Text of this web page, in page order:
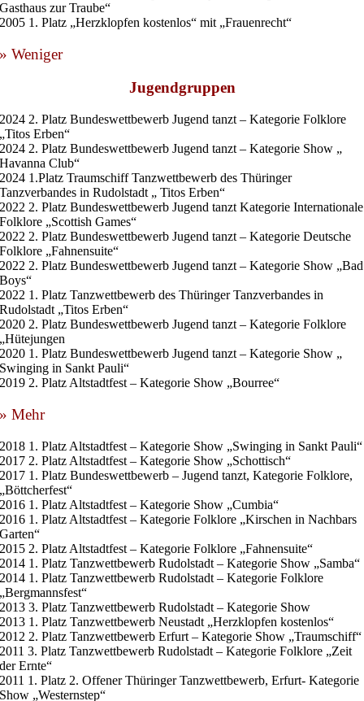
Gasthaus zur Traube“
2005 1. Platz „Herzklopfen kostenlos“ mit „Frauenrecht“
» Weniger
Jugendgruppen
2024 2. Platz Bundeswettbewerb Jugend tanzt – Kategorie Folklore
„Titos Erben“
2024 2. Platz Bundeswettbewerb Jugend tanzt – Kategorie Show „
Havanna Club“
2024 1.Platz Traumschiff Tanzwettbewerb des Thüringer
Tanzverbandes in Rudolstadt „ Titos Erben“
2022 2. Platz Bundeswettbewerb Jugend tanzt Kategorie Internationale
Folklore „Scottish Games“
2022 2. Platz Bundeswettbewerb Jugend tanzt – Kategorie Deutsche
Folklore „Fahnensuite“
2022 2. Platz Bundeswettbewerb Jugend tanzt – Kategorie Show „Bad
Boys“
2022 1. Platz Tanzwettbewerb des Thüringer Tanzverbandes in
Rudolstadt „Titos Erben“
2020 2. Platz Bundeswettbewerb Jugend tanzt – Kategorie Folklore
„Hütejungen
2020 1. Platz Bundeswettbewerb Jugend tanzt – Kategorie Show „
Swinging in Sankt Pauli“
2019 2. Platz Altstadtfest – Kategorie Show „Bourree“
» Mehr
2018 1. Platz Altstadtfest – Kategorie Show „Swinging in Sankt Pauli“
2017 2. Platz Altstadtfest – Kategorie Show „Schottisch“
2017 1. Platz Bundeswettbewerb – Jugend tanzt, Kategorie Folklore,
„Böttcherfest“
2016 1. Platz Altstadtfest – Kategorie Show „Cumbia“
2016 1. Platz Altstadtfest – Kategorie Folklore „Kirschen in Nachbars
Garten“
2015 2. Platz Altstadtfest – Kategorie Folklore „Fahnensuite“
2014 1. Platz Tanzwettbewerb Rudolstadt – Kategorie Show „Samba“
2014 1. Platz Tanzwettbewerb Rudolstadt – Kategorie Folklore
„Bergmannsfest“
2013 3. Platz Tanzwettbewerb Rudolstadt – Kategorie Show
2013 1. Platz Tanzwettbewerb Neustadt „Herzklopfen kostenlos“
2012 2. Platz Tanzwettbewerb Erfurt – Kategorie Show „Traumschiff“
2011 3. Platz Tanzwettbewerb Rudolstadt – Kategorie Folklore „Zeit
der Ernte“
2011 1. Platz 2. Offener Thüringer Tanzwettbewerb, Erfurt- Kategorie
Show „Westernstep“